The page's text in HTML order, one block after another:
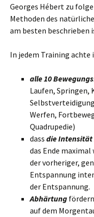
Georges Hébert zu
Methoden des
am besten beschrieben
In jedem Training achte
alle 10
Laufen, Springen,
Werfen,
Quadrupedie)
dass die Intensität
das Ende maximal
der vorheriger,
Entspannung
der Entspannung.
Abhärtung
auf dem